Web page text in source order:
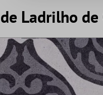
Ladrilho